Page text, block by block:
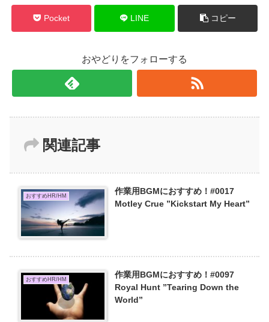
Pocket LINE コピー
おやどりをフォローする
関連記事
おすすめHR/HM
作業用BGMにおすすめ！#0017
Motley Crue ”Kickstart My Heart”
おすすめHR/HM
作業用BGMにおすすめ！#0097
Royal Hunt ”Tearing Down the
World”